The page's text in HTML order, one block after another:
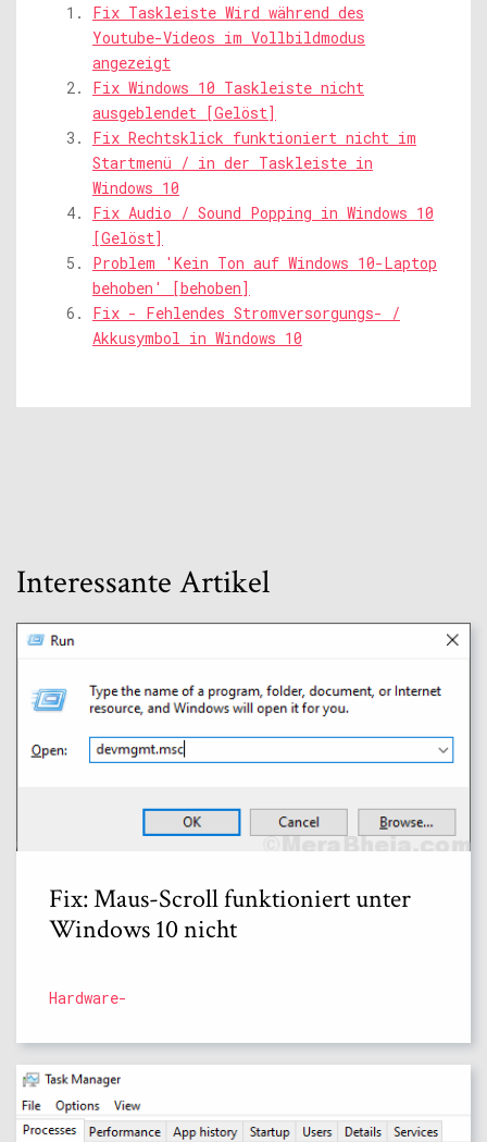
Fix Taskleiste Wird während des
Youtube-Videos im Vollbildmodus
angezeigt
Fix Windows 10 Taskleiste nicht
ausgeblendet [Gelöst]
Fix Rechtsklick funktioniert nicht im
Startmenü / in der Taskleiste in
Windows 10
Fix Audio / Sound Popping in Windows 10
[Gelöst]
Problem 'Kein Ton auf Windows 10-Laptop
behoben' [behoben]
Fix - Fehlendes Stromversorgungs- /
Akkusymbol in Windows 10
Interessante Artikel
Fix: Maus-Scroll funktioniert unter
Windows 10 nicht
Hardware-